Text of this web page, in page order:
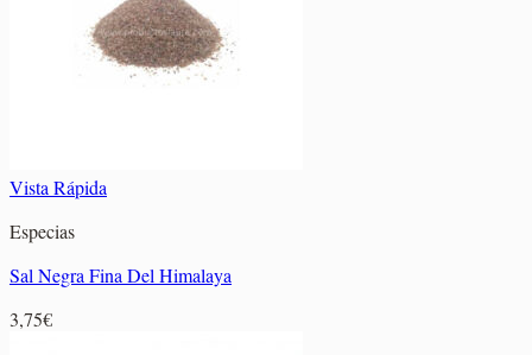
8,75€
Vista Rápida
Especias
Sal Negra Fina Del Himalaya
3,75€